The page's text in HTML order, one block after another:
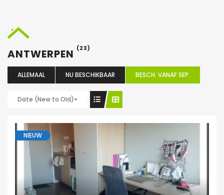
ANTWERPEN (23)
ALLEMAAL NU BESCHIKBAAR BESCH. VANAF SEP.
Date (New to Old)
NIEUW